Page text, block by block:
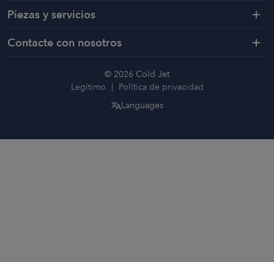
Piezas y servicios
Contacte con nosotros
© 2026 Cold Jet
Legítimo
Política de privacidad
Languages